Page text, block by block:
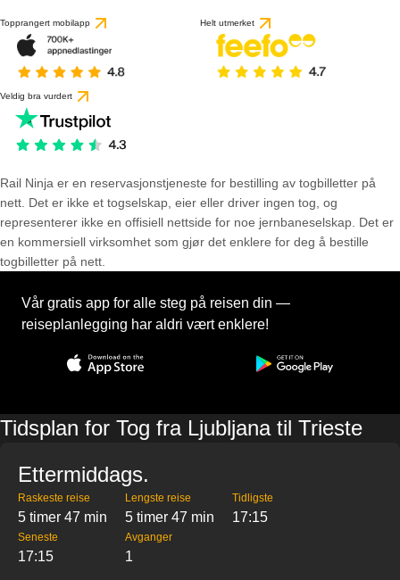
Topprangert mobilapp Helt utmerket
Veldig bra vurdert
Rail Ninja er en reservasjons­tjeneste for bestilling av togbilletter på
nett. Det er ikke et togselskap, eier eller driver ingen tog, og
representerer ikke en offisiell nettside for noe jernbaneselskap. Det er
en kommersiell virksomhet som gjør det enklere for deg å bestille
togbilletter på nett.
Vår gratis app for alle steg på reisen din —
reiseplanlegging har aldri vært enklere!
Tidsplan for Tog fra Ljubljana til Trieste
Ettermiddags.
Raskeste reise
5 timer 47 min
Lengste reise
5 timer 47 min
Tidligste
17:15
Seneste
17:15
Avganger
1